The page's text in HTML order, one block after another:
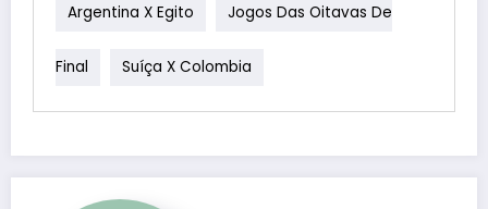
Argentina X Egito Jogos Das Oitavas De
Final Suíça X Colombia